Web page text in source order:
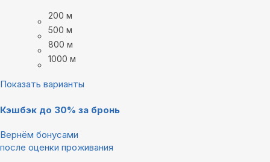
200 м
500 м
800 м
1000 м
Показать варианты
Кэшбэк до 30% за бронь
Вернём бонусами
после оценки проживания